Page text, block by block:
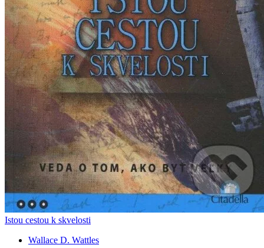
Istou cestou k skvelosti
Wallace D. Wattles